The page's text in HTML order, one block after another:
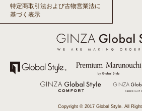
特定商取引法および古物営業法に
基づく表示
Copyright © 2017 Global Style. All